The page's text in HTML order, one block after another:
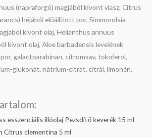
(napraforgó) magjából kivont viasz, Citrus
héjából előállított por, Simmondsia
kivont olaj, Helianthus annuus
kivont olaj, Aloe barbadensis levelének
galactoarabinan, citromsav, tokoferol,
glükonát, nátrium-citrát, citrál, limonén,
esszenciális illóolaj Pezsdítő keverék 15 ml
Citrus clementina 5 ml